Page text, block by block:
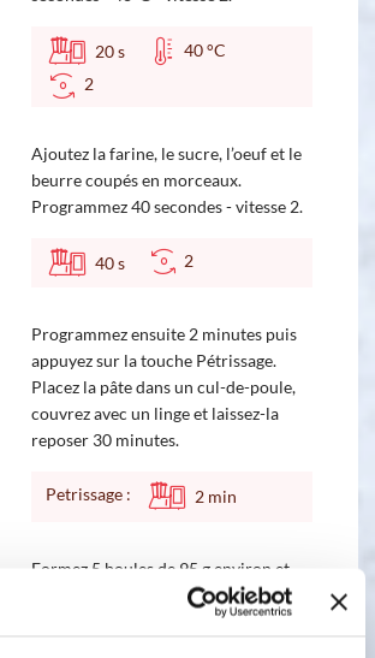
20s
40 °C
2
Ajoutez la farine, le sucre, l’oeuf et le
beurre coupés en morceaux.
Programmez 40 secondes - vitesse 2.
40s 2
Programmez ensuite 2 minutes puis
appuyez sur la touche Pétrissage.
Placez la pâte dans un cul-de-poule,
couvrez avec un linge et laissez-la
reposer 30 minutes.
Petrissage : 2 min
Formez 5 boules de 95 g environ et
réservez le reste au frais. Placez votre
moule sur la plaque perforée puis